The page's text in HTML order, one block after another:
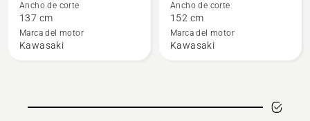
sobre
Z454X
Ancho de corte
137 cm
Marca del motor
Kawasaki
sobre
Z560X
Ancho de corte
152 cm
Marca del motor
Kawasaki